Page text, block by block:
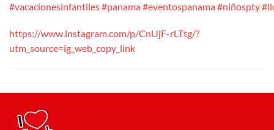
#vacacionesinfantiles#panama#eventospanama#niñospty
https://www.instagram.com/p/CnUjF-rLTtg/?
utm_source=ig_web_copy_link